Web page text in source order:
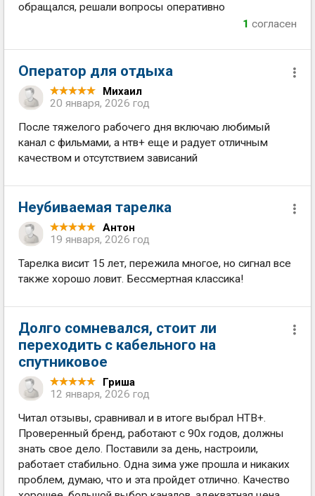
обращался, решали вопросы оперативно
1 согласен
Оператор для отдыха
Михаил
20 января, 2026 год
После тяжелого рабочего дня включаю любимый
канал с фильмами, а нтв+ еще и радует отличным
качеством и отсутствием зависаний
Неубиваемая тарелка
Антон
19 января, 2026 год
Тарелка висит 15 лет, пережила многое, но сигнал все
также хорошо ловит. Бессмертная классика!
Долго сомневался, стоит ли
переходить с кабельного на
спутниковое
Гриша
12 января, 2026 год
Читал отзывы, сравнивал и в итоге выбрал НТВ+.
Проверенный бренд, работают с 90х годов, должны
знать свое дело. Поставили за день, настроили,
работает стабильно. Одна зима уже прошла и никаких
проблем, думаю, что и эта пройдет отлично. Качество